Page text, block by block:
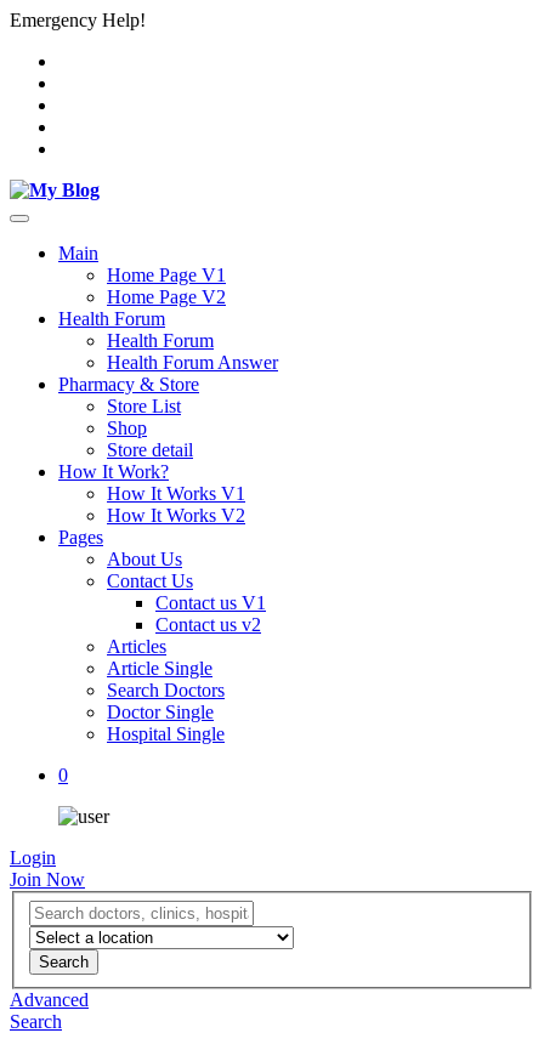
Emergency Help!
Main
Home Page V1
Home Page V2
Health Forum
Health Forum
Health Forum Answer
Pharmacy & Store
Store List
Shop
Store detail
How It Work?
How It Works V1
How It Works V2
Pages
About Us
Contact Us
Contact us V1
Contact us v2
Articles
Article Single
Search Doctors
Doctor Single
Hospital Single
0
Login
Join Now
Advanced
Search